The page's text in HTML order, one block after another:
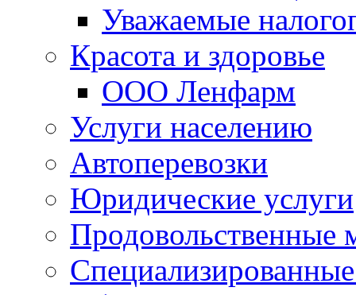
Уважаемые
Красота и здоровье
ООО Ленфарм
Услуги населению
Автоперевозки
Юридические услуги
Продовольственные